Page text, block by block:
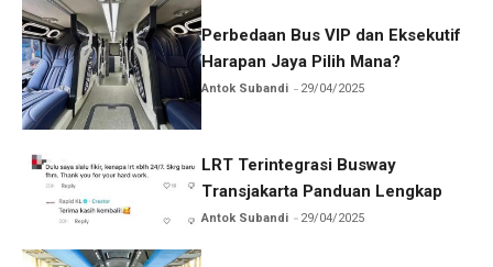
Perbedaan Bus VIP dan Eksekutif
Harapan Jaya Pilih Mana?
Antok Subandi 29/04/2025
LRT Terintegrasi Busway
Transjakarta Panduan Lengkap
Antok Subandi 29/04/2025